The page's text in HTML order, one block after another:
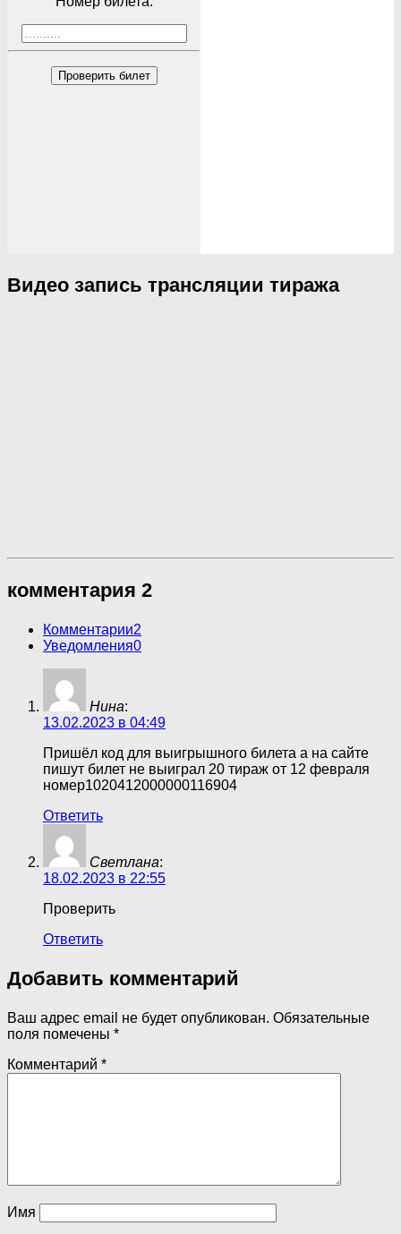
Проверить билет
Видео запись трансляции тиража
комментария 2
Комментарии2
Уведомления0
Нина:
13.02.2023 в 04:49
Пришёл код для выигрышного билета а на сайте
пишут билет не выиграл 20 тираж от 12 февраля
номер1020412000000116904
Ответить
Светлана:
18.02.2023 в 22:55
Проверить
Ответить
Добавить комментарий
Ваш адрес email не будет опубликован. Обязательные
поля помечены *
Комментарий *
Имя